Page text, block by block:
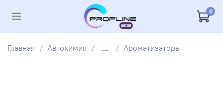
0
Главная Автохимия ... Ароматизаторы